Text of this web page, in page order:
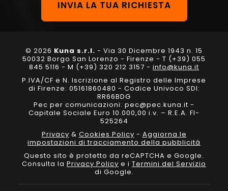
© 2026 Kuna s.r.l. - Via 30 Dicembre 1943 n. 15
50032 Borgo San Lorenzo - Firenze - T (+39) 055
845 5116 - M (+39) 320 212 3157 - info@kuna.it
P.IVA/CF e N. Iscrizione al Registro delle Imprese
di Firenze: 05161860480 - Codice Univoco SDI:
RR66BDG
Pec per comunicazioni: pec@pec.kuna.it -
Capitale Sociale Euro 10.000,00 i.v. – R.E.A. FI-
525264
Privacy & Cookies Policy - Aggiorna le
impostazioni di tracciamento della pubblicità
Questo sito è protetto da reCAPTCHA e Google.
Consulta la Privacy Policy e i Termini del Servizio
di Google.